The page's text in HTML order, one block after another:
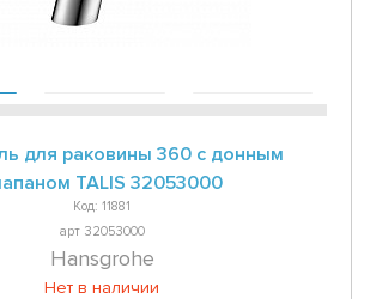
для раковины 360 с донным
TALIS 32053000
Код: 11881
арт 32053000
Hansgrohe
Нет в наличии